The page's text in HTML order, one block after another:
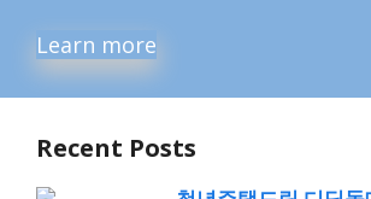
Learn more
Recent Posts